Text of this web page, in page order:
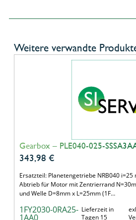
Weitere verwandte
Gearbox – PLE040-025-
343,98 €
Ersatzteil: Planetengetriebe NRB040
Abtrieb für Motor mit Zentrierrand
und Welle D=8mm x L=25mm (1F…
1FY2030-0RA25-
1AA0
Lieferzeit in
Tagen 15